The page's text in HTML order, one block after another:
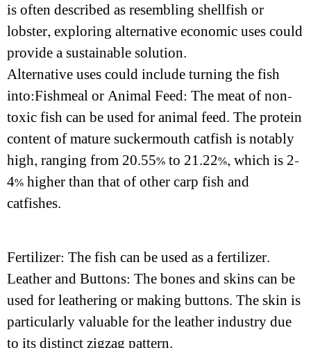
is often described as resembling shellfish or
lobster, exploring alternative economic uses could
provide a sustainable solution.
Alternative uses could include turning the fish
into:Fishmeal or Animal Feed: The meat of non-
toxic fish can be used for animal feed. The protein
content of mature suckermouth catfish is notably
high, ranging from 20.55% to 21.22%, which is 2-
4% higher than that of other carp fish and
catfishes.
Fertilizer: The fish can be used as a fertilizer.
Leather and Buttons: The bones and skins can be
used for leathering or making buttons. The skin is
particularly valuable for the leather industry due
to its distinct zigzag pattern.